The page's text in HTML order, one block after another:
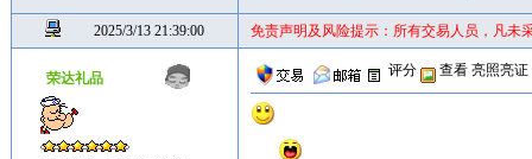
2025/3/13 21:39:00 免责声明及风险提示：所有交易人员，凡未
荣达礼品 评分 查看 亮照亮证